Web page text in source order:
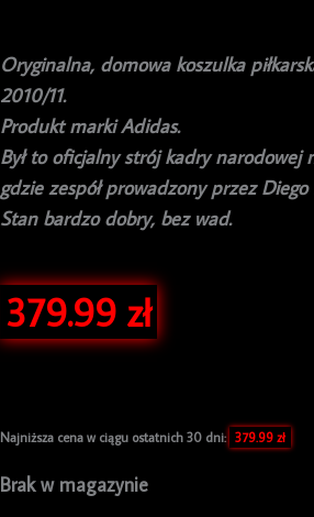
Oryginalna, domowa koszulka
2010/11.
Produkt marki Adidas.
Był to oficjalny strój kadry narodowej
gdzie zespół prowadzony przez
Stan bardzo dobry, bez wad.
379.99 zł
Najniższa cena w ciągu ostatnich 30 dni: 379.99 zł
Brak w magazynie